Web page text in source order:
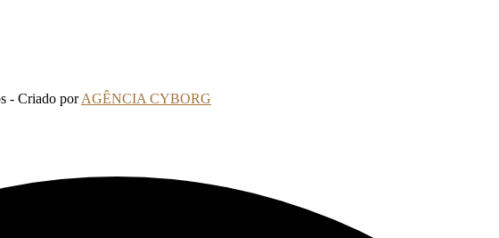
- Criado porAGÊNCIA CYBORG